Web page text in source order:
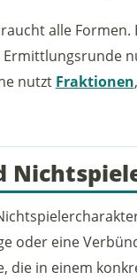
alle
Ermittlungsrunde
nutzt Fraktionen
oder eine
die in einem